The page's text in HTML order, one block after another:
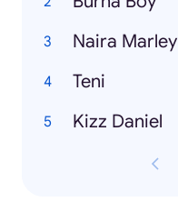
Naira Marley
Teni
Kizz Daniel